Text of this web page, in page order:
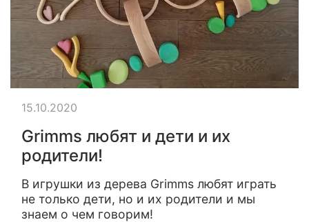
Grimms любят и дети и их
родители!
В игрушки из дерева Grimms любят играть
не только дети, но и их родители и мы
знаем о чем говорим!
15.10.2020